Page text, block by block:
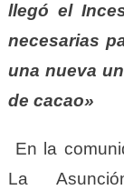
llegó el
necesarias
una nueva
de cacao»
En la
La